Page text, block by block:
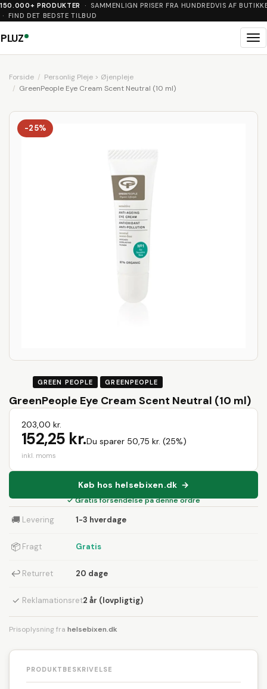
150.000+ PRODUKTER
· SAMMENLIGN PRISER FRA HUNDREDVIS AF
· FIND DET BEDSTE TILBUD
PLUZ
Forside
Personlig Pleje > Øjenpleje
GreenPeople Eye Cream Scent Neutral (10 ml)
-25%
GREEN PEOPLE GREENPEOPLE
GreenPeople Eye Cream Scent Neutral (10 ml)
203,00 kr.
152,25 kr.Du sparer 50,75 kr. (25%)
inkl. moms
Køb hos helsebixen.dk →
✓ Gratis forsendelse på denne ordre
🚚 Levering 1-3 hverdage
📦 Fragt Gratis
↩ Returret 20 dage
✓ Reklamationsret2 år (lovpligtig)
Prisoplysning fra helsebixen.dk
PRODUKTBESKRIVELSE